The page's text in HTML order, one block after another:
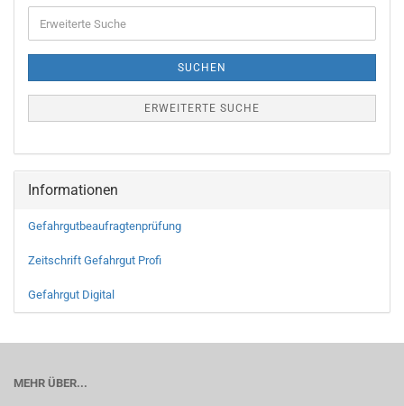
SUCHEN
ERWEITERTE SUCHE
Informationen
Gefahrgutbeaufragtenprüfung
Zeitschrift Gefahrgut Profi
Gefahrgut Digital
MEHR ÜBER...